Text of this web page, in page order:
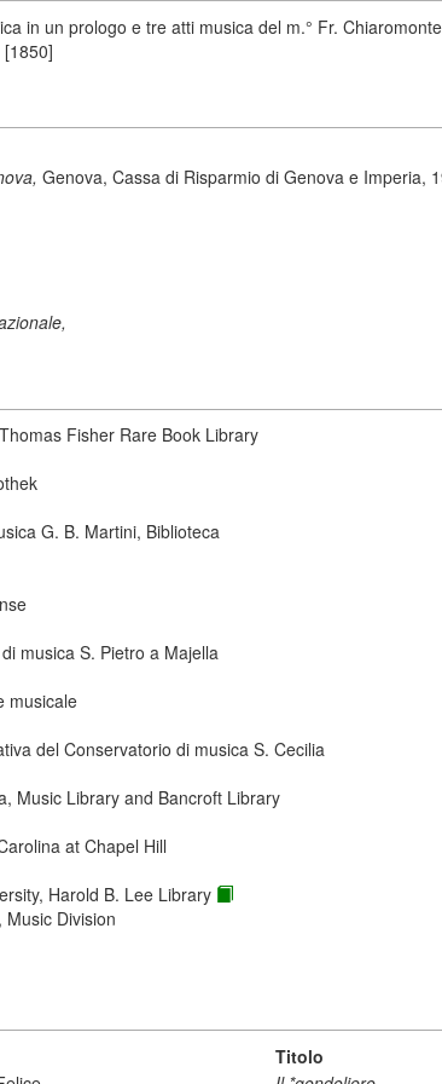
in un prologo e tre atti musica del m.° Fr.
Genova, Cassa di Risparmio di Genova e Imperia,
Fisher Rare Book Library
G. B. Martini, Biblioteca
musica S. Pietro a Majella
musicale
del Conservatorio di musica S. Cecilia
Music Library and Bancroft Library
at Chapel Hill
Harold B. Lee Library
Division
Titolo